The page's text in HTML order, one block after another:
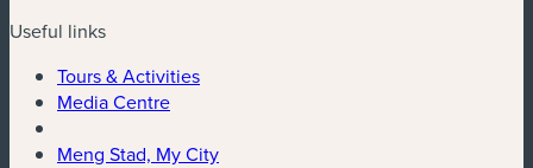
Useful links
Tours & Activities
Media Centre
Meng Stad, My City